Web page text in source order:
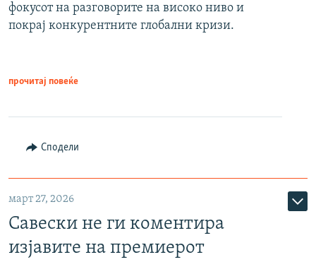
фокусот на разговорите на високо ниво и
покрај конкурентните глобални кризи.
прочитај повеќе
Сподели
март 27, 2026
Савески не ги коментира
изјавите на премиерот